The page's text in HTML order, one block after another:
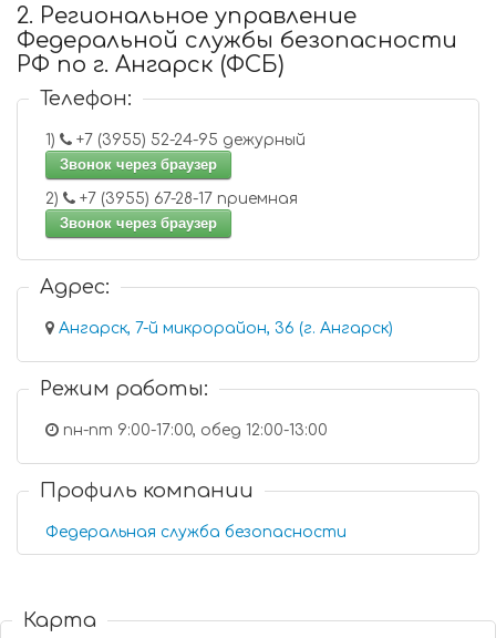
2. Региональное управление
Федеральной службы безопасности
РФ по г. Ангарск (ФСБ)
Телефон:
1)
+7 (3955) 52-24-95 дежурный
Звонок через браузер
2)
+7 (3955) 67-28-17 приемная
Звонок через браузер
Адрес:
Ангарск, 7-й микрорайон, 36 (г. Ангарск)
Режим работы:
пн-пт 9:00-17:00, обед 12:00-13:00
Профиль компании
Федеральная служба безопасности
Карта